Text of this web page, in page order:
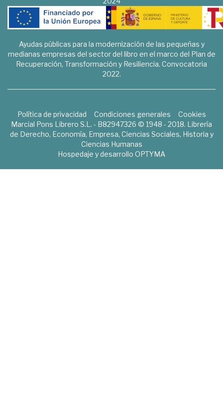
Ayudas públicas para la modernización de las pequeñas y
medianas empresas del sector del libro en el marco del Plan de
Recuperación, Transformación y Resiliencia. Convocatoria
2022.
Política de privacidad Condiciones generales
Cookies
Marcial Pons Librero S.L. - B82947326 © 1948 - 2018. Librería
de Derecho, Economía, Empresa, Ciencias Sociales, Historia y
Ciencias Humanas
Hospedaje y desarrollo OPTYMA